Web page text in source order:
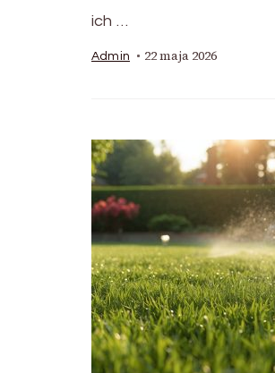
ich …
Admin 22 maja 2026